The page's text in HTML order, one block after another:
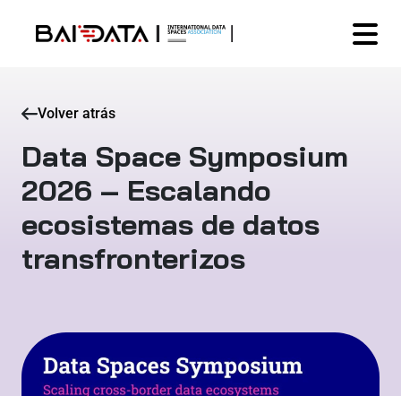
Volver atrás
Data Space Symposium
2026 – Escalando
ecosistemas de datos
transfronterizos